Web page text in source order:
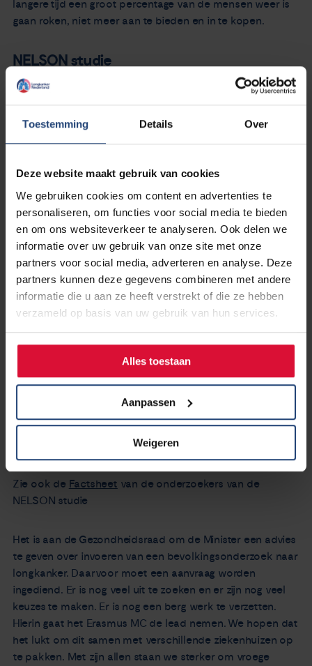
Toestemming Details Over
Deze website maakt gebruik van cookies
We gebruiken cookies om content en advertenties te
personaliseren, om functies voor social media te bieden
en om ons websiteverkeer te analyseren. Ook delen we
informatie over uw gebruik van onze site met onze
partners voor social media, adverteren en analyse. Deze
partners kunnen deze gegevens combineren met andere
informatie die u aan ze heeft verstrekt of die ze hebben
verzameld op basis van uw gebruik van hun services.
Alles toestaan
Aanpassen
Weigeren
langere tijd een groot percentage van de mensen weer is
gaan roken, niet meer aan te bieden en in te kopen.
NELSON studie
Dan is er nog discussie over de NELSON studie waarvan
de eindresultaten recent zijn
gepubliceerd in vakblad
proefbevolkingsonderzoek onder ruim 13 duizend
Nederlandse en Belgische mannen. Het is de eerste stap
bevolkingsonderzoek naar longkanker komt.
Echter critici zeggen het levert niets op: Er overleden
namelijk ongeveer net zoveel mensen in de controlegroep
als in de onderzoeksgroep, echter niet aan longkanker. En
er wordt natuurlijk niet gepretendeerd dat er niemand
meer zal overlijden, maar wel dat iemand met longkanker
langer kan leven.
Voor ons is het belangrijkst dat longkanker normaal vaak
pas wordt ontdekt in een stadium waarbij geen genezing
meer mogelijk is. De NELSON studie waaruit het advies
heeft als effect dat bij maar liefst 50% van de mensen uit
de onderzoeksgroep longkanker al in stadium 1a wordt
gevonden, waarbij genezing nog mogelijk is.
Zie ook de Factsheet van de onderzoekers van de
NELSON studie
Het is aan de Gezondheidsraad om de Minister een advies
te geven over invoeren van een bevolkingsonderzoek naar
longkanker. Daarvoor moet een aanvraag worden
ingediend. Er is nog veel uit te zoeken en er zijn nog veel
keuzes te maken. Er is nog een berg werk te verzetten.
Hierin gaat het Erasmus MC de lead nemen. We hopen dat
het lukt om dit samen met verschillende ziekenhuizen op
te pakken. Met zijn allen staan we sterker om vroege